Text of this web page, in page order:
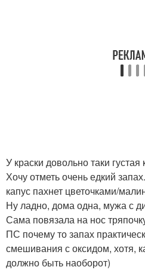
У краски довольно таки густая
Хочу отметь очень едкий
капус пахнет цветочками/
Ну ладно, дома одна, мужа с
Сама повязала на нос
ПС почему то запах
смешивания с оксидом, хотя,
должно быть наоборот)